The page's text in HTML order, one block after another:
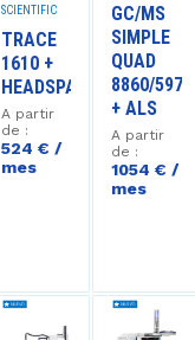
SCIENTIFIC
TRACE
1610 +
HEADSPACE
A partir
de :
524 € /
mes
GC/MS
SIMPLE
QUAD
8860/5977C
+ ALS
A partir
de :
1054 € /
mes